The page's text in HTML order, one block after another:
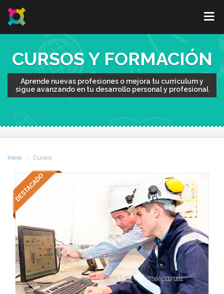
CURSOS Y FORMACIÓN
Aprende nuevas profesiones o mejora tu currículum y
sigue avanzando en tu desarrollo personal y profesional
Inicio Cursos